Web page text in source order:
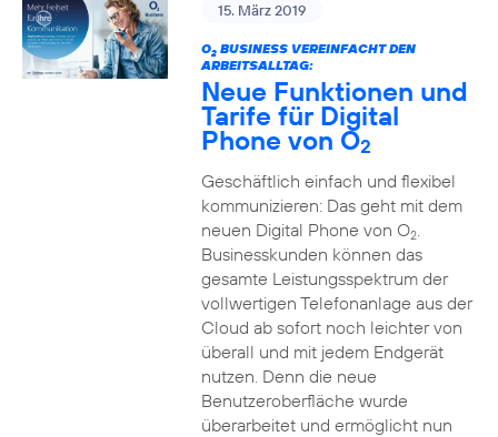
15. März 2019
O2BUSINESS VEREINFACHT DEN
ARBEITSALLTAG:
Neue Funktionen und
Tarife für Digital
Phone von O2
Geschäftlich einfach und flexibel
kommunizieren: Das geht mit dem
neuen Digital Phone von O2.
Businesskunden können das
gesamte Leistungsspektrum der
vollwertigen Telefonanlage aus der
Cloud ab sofort noch leichter von
überall und mit jedem Endgerät
nutzen. Denn die neue
Benutzeroberfläche wurde
überarbeitet und ermöglicht nun